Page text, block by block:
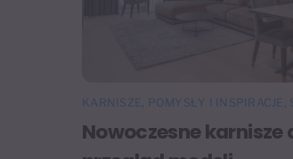
KARNISZE, POMYSŁY I INSPIRACJE ,
Nowoczesne karnisze